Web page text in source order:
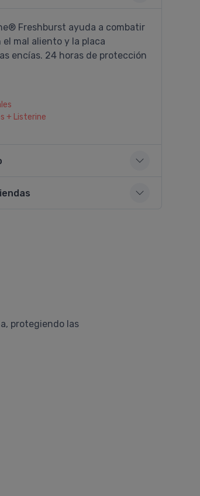
Freshburst ayuda a combatir
mal aliento y la placa
encí­as. 24 horas de protección
+ Listerine
protegiendo las